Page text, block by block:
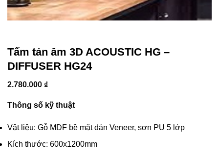
Tấm tán âm 3D ACOUSTIC HG –
DIFFUSER HG24
2.780.000 ₫
Thông số kỹ thuật
Vật liệu: Gỗ MDF bề mặt dán Veneer, sơn PU 5 lớp
Kích thước: 600x1200mm